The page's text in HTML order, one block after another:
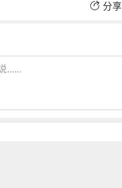
分享